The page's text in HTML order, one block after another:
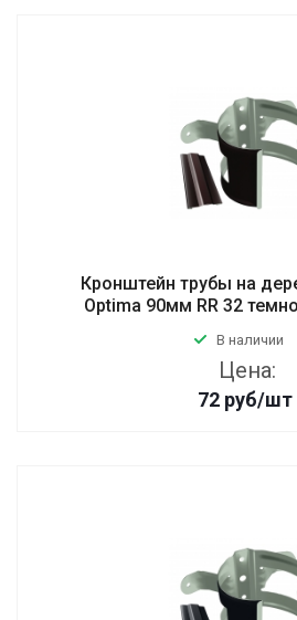
Кронштейн трубы на
Optima 90мм RR 32
В наличии
Цена:
72 руб/шт